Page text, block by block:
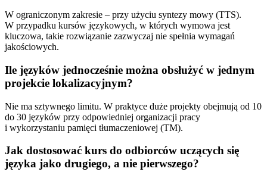
W ograniczonym zakresie – przy użyciu syntezy mowy (TTS).
W przypadku kursów językowych, w których wymowa jest
kluczowa, takie rozwiązanie zazwyczaj nie spełnia wymagań
jakościowych.
Ile języków jednocześnie można obsłużyć w jednym
projekcie lokalizacyjnym?
Nie ma sztywnego limitu. W praktyce duże projekty obejmują od 10
do 30 języków przy odpowiedniej organizacji pracy
i wykorzystaniu pamięci tłumaczeniowej (TM).
Jak dostosować kurs do odbiorców uczących się
języka jako drugiego, a nie pierwszego?